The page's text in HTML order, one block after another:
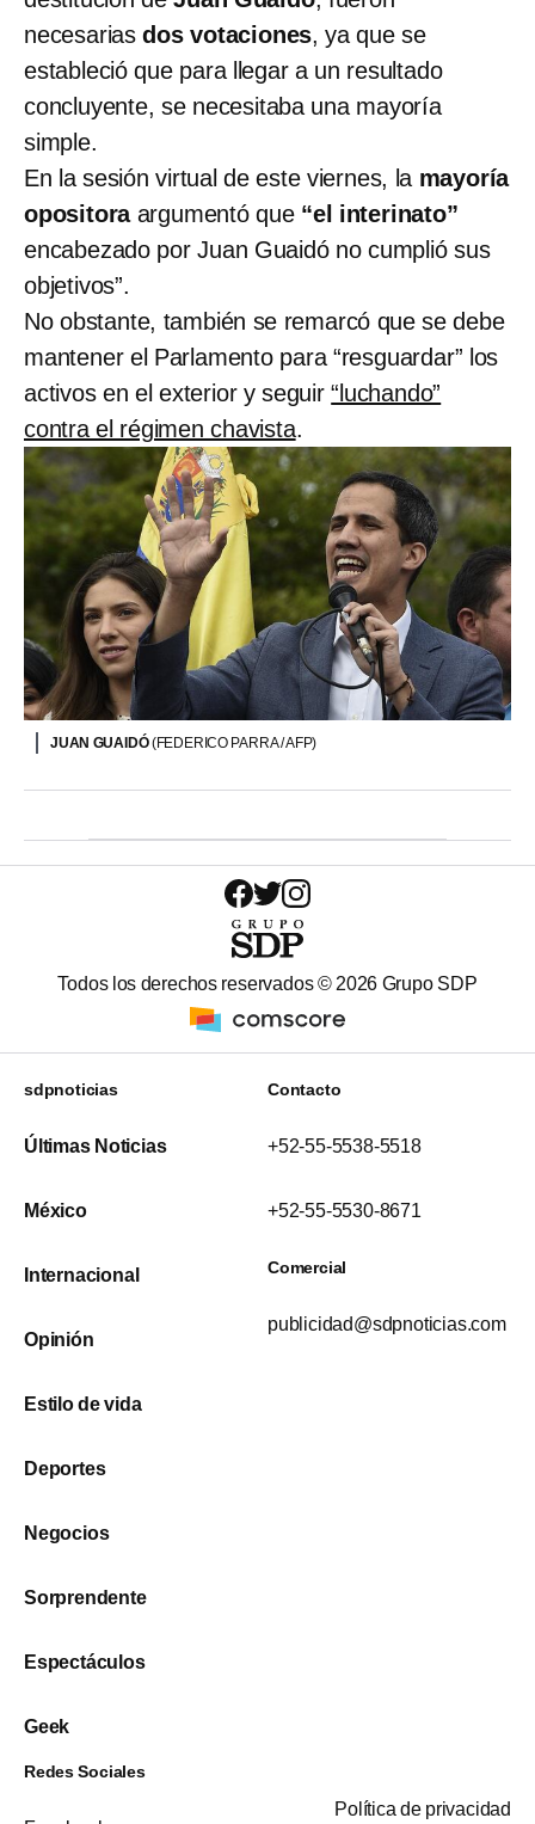
necesariasdos votaciones, ya que se
estableció que para llegar a un resultado
concluyente, se necesitaba una mayoría
simple.
En la sesión virtual de este viernes, la mayoría
opositoraargumentó que “el interinato”
encabezado por Juan Guaidó no cumplió sus
objetivos”.
No obstante, también se remarcó que se debe
mantener el Parlamento para “resguardar” los
activos en el exterior y seguir“luchando”
contra el régimen chavista.
JUAN GUAIDÓ(FEDERICO PARRA / AFP)
Todos los derechos reservados © 2026 Grupo SDP
sdpnoticias
Últimas Noticias
México
Internacional
Opinión
Estilo de vida
Deportes
Negocios
Sorprendente
Espectáculos
Geek
Contacto
+52-55-5538-5518
+52-55-5530-8671
Comercial
publicidad@sdpnoticias.com
Redes Sociales
Política de privacidad